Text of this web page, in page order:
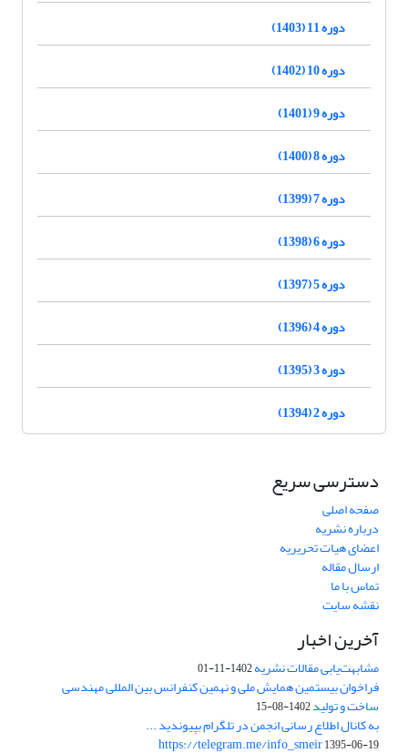
دوره 11 (1403)
دوره 10 (1402)
دوره 9 (1401)
دوره 8 (1400)
دوره 7 (1399)
دوره 6 (1398)
دوره 5 (1397)
دوره 4 (1396)
دوره 3 (1395)
دوره 2 (1394)
دسترسی سریع
صفحه اصلی
درباره نشریه
اعضای هیات تحریریه
ارسال مقاله
تماس با ما
نقشه سایت
آخرین اخبار
مشابهت‌یابی مقالات نشریه1402-11-01
فراخوان بیستمین همایش ملی و نهمین کنفرانس بین المللی مهندسی
ساخت و تولید1402-08-15
به کانال اطلاع رسانی انجمن در تلگرام بپیوندید ...
https://telegram.me/info_smeir1395-06-19